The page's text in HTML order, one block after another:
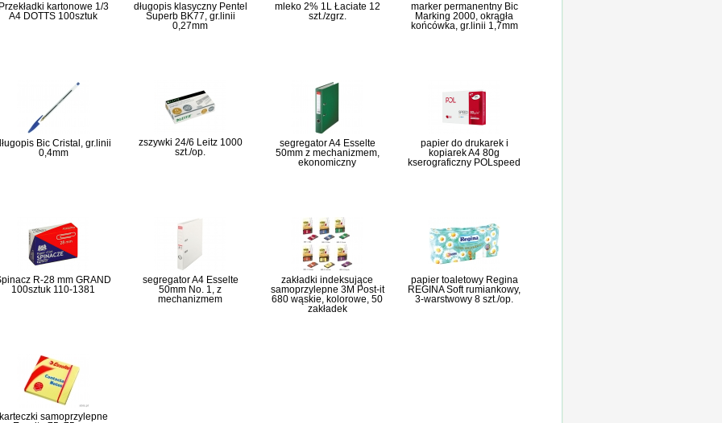
kartonowe 1/3
A4 DOTTS 100sztuk
długopis klasyczny Pentel
Superb BK77, gr.linii
0,27mm
mleko 2% 1L Łaciate 12
szt./zgrz.
marker permanentny Bic
Marking 2000, okrągła
końcówka, gr.linii 1,7mm
Bic Cristal, gr.linii
0,4mm
zszywki 24/6 Leitz 1000
szt./op.
segregator A4 Esselte
50mm z mechanizmem,
ekonomiczny
papier do drukarek i
kopiarek A4 80g
kserograficzny POLspeed
R-28 mm GRAND
100sztuk 110-1381
segregator A4 Esselte
50mm No. 1, z
mechanizmem
zakładki indeksujące
samoprzylepne 3M Post-it
680 wąskie, kolorowe, 50
zakładek
papier toaletowy Regina
REGINA Soft rumiankowy,
3-warstwowy 8 szt./op.
samoprzylepne